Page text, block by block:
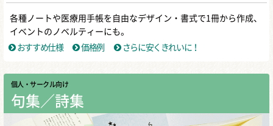
各種ノートや医療用手帳を自由なデザイン・書式で1冊から作成、
イベントのノベルティーにも。
おすすめ仕様
価格例 さらに安くきれいに！
個人・サークル向け
句集／詩集